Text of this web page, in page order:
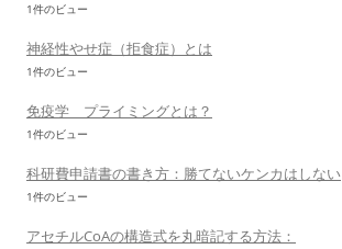
1件のビュー
神経性やせ症（拒食症）とは
1件のビュー
免疫学 プライミングとは？
1件のビュー
科研費申請書の書き方：勝てないケンカはしない
1件のビュー
アセチルCoAの構造式を丸暗記する方法：